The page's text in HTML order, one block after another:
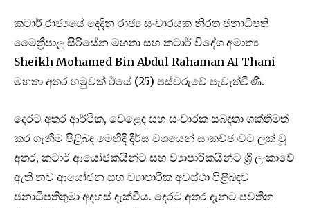
කටාර් රාජ්‍යයේ දෙදින රාජ්‍ය සංචාරයක නිරත ජනාධිපති
මෛත්‍රීපාල සිරිසේන මහතා සහ කටාර් විදේශ අමාත්‍ය
Sheikh Mohamed Bin Abdul Rahaman AI Thani
මහතා අතර හමුවක් ඊයේ (25) පස්වරුවේ පැවැත්විණි.
දෙරට අතර ආර්ථික, වෙළෙඳ සහ සංචාරක සබඳතා ශක්තිමත්
කර ගැනීම පිළිබඳ මෙහිදී දීර්ඝ වශයෙන් සාකච්ඡාවට ලක් වූ
අතර, කටාර් ආයෝජකයින්ට සහ ව්‍යාපාරිකයින්ට ශ්‍රී ලංකාවේ
ඇති නව ආයෝජන සහ ව්‍යාපාරික අවස්ථා පිළිබඳව
ජනාධිපතිතුමා අදහස් දැක්වීය. දෙරට අතර දැනට පවතින